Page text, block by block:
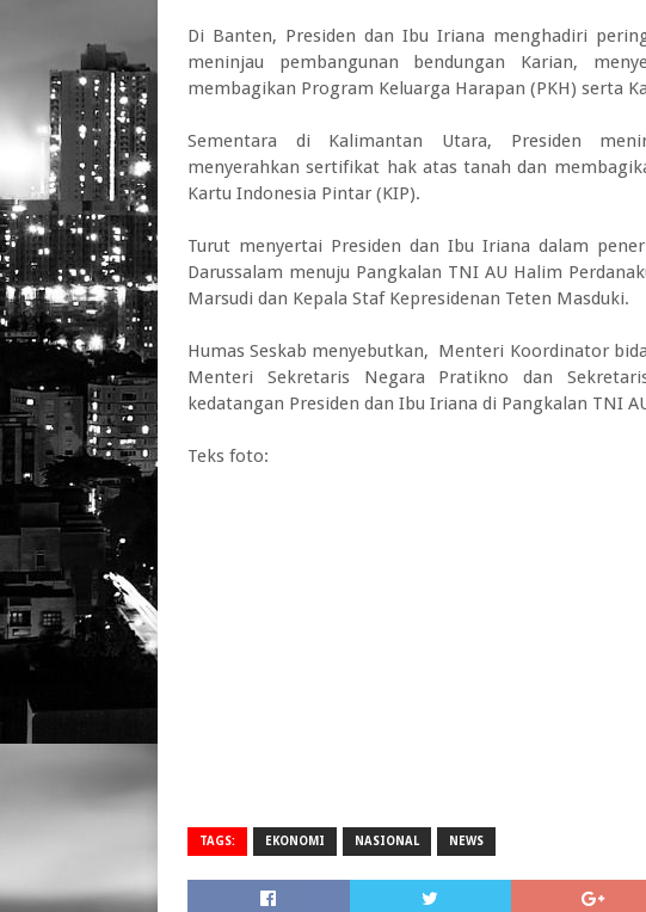
Di Banten, Presiden dan Ibu Iriana menghadiri
meninjau pembangunan bendungan Karian,
membagikan Program Keluarga Harapan (PKH) serta
Sementara di Kalimantan Utara, Presiden
menyerahkan sertifikat hak atas tanah dan
Kartu Indonesia Pintar (KIP).
Turut menyertai Presiden dan Ibu Iriana dalam
Darussalam menuju Pangkalan TNI AU Halim
Marsudi dan Kepala Staf Kepresidenan Teten Masduki.
Humas Seskab menyebutkan, Menteri Koordinator
Menteri Sekretaris Negara Pratikno dan
kedatangan Presiden dan Ibu Iriana di Pangkalan TNI
Teks foto:
TAGS: EKONOMI NASIONAL NEWS